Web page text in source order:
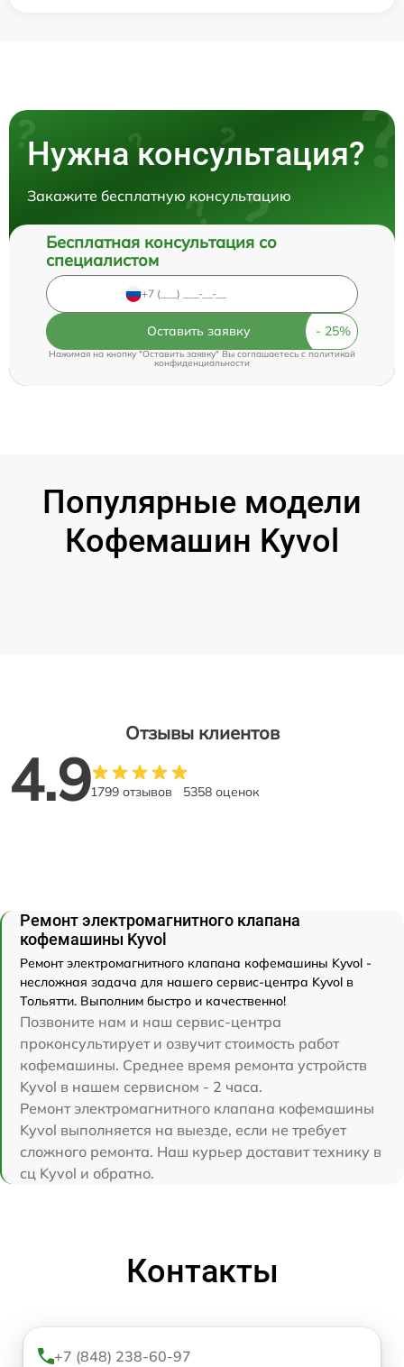
Нужна консультация?
Закажите бесплатную консультацию
Бесплатная консультация со
специалистом
Оставить заявку
Нажимая на кнопку "Оставить заявку" Вы соглашаетесь cполитикой
конфиденциальности
Популярные модели
Кофемашин Kyvol
Отзывы клиентов
4.91799 отзывов 5358 оценок
Ремонт электромагнитного клапана
кофемашины Kyvol
Ремонт электромагнитного клапана кофемашины Kyvol -
несложная задача для нашего сервис-центра Kyvol в
Тольятти. Выполним быстро и качественно!
Позвоните нам и наш сервис-центра
проконсультирует и озвучит стоимость работ
кофемашины. Среднее время ремонта устройств
Kyvol в нашем сервисном - 2 часа.
Ремонт электромагнитного клапана кофемашины
Kyvol выполняется на выезде, если не требует
сложного ремонта. Наш курьер доставит технику в
сц Kyvol и обратно.
Контакты
+7 (848) 238-60-97